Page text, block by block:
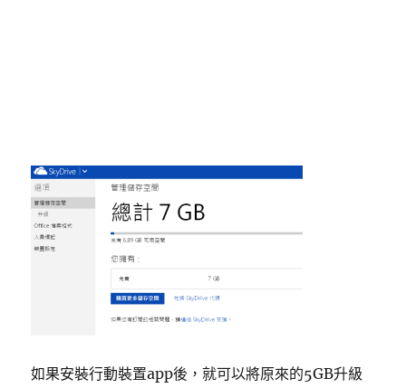
如果安裝行動裝置app後，就可以將原來的5GB升級